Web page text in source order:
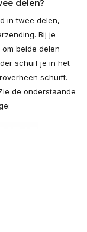
delen?
in twee delen,
Bij je
beide delen
schuif je in het
schuift.
de onderstaande